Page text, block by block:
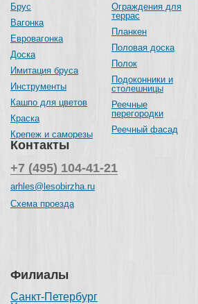
Брус
Вагонка
Евровагонка
Доска
Имитация бруса
Инструменты
Кашпо для цветов
Краска
Крепеж и саморезы
Ограждения для
террас
Планкен
Половая доска
Полок
Подоконники и
столешницы
Реечные
перегородки
Реечный фасад
Контакты
+7 (495) 104-41-21
arhles@lesobirzha.ru
Схема проезда
Филиалы
Санкт-Петербург